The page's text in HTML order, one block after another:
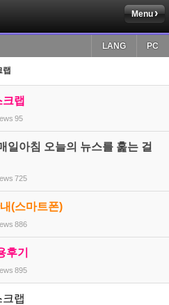
Menu
PC
LANG
랩
랩
95
일아침 오늘의 뉴스를 훑는 걸
725
(스마트폰)
886
후기
895
랩
치북5
치북5